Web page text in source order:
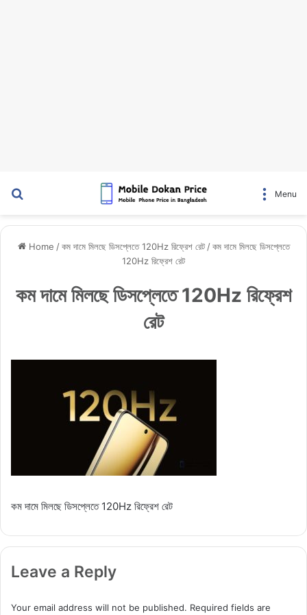
Menu
Home / কম দামে মিলছে ডিসপ্লেতে 120Hz রিফ্রেশ রেট / কম দামে মিলছে ডিসপ্লেতে
120Hz রিফ্রেশ রেট
কম দামে মিলছে ডিসপ্লেতে 120Hz রিফ্রেশ
রেট
কম দামে মিলছে ডিসপ্লেতে 120Hz রিফ্রেশ রেট
Leave a Reply
Your email address will not be published. Required fields are